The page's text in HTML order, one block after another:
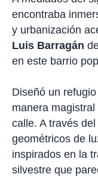
encontraba
y urbanización
Luis Barragán
en este barrio
Diseñó un
manera
calle. A través
geométricos de
inspirados en la
silvestre que